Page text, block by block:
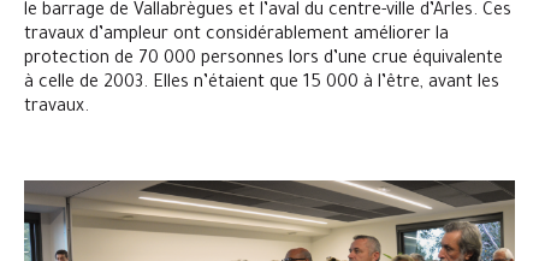
le barrage de Vallabrègues et l’aval du centre-ville d’Arles. Ces
travaux d’ampleur ont considérablement améliorer la
protection de 70 000 personnes lors d’une crue équivalente
à celle de 2003. Elles n’étaient que 15 000 à l’être, avant les
travaux.